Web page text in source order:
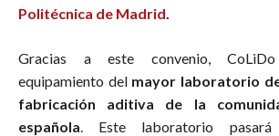
Politécnica de Madrid.
Gracias a este convenio,
equipamiento del mayor laboratorio
fabricación aditiva de la
española. Este laboratorio pasará